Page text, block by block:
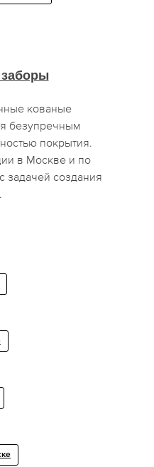
кованые
безупречным
покрытия.
в Москве и по
задачей создания